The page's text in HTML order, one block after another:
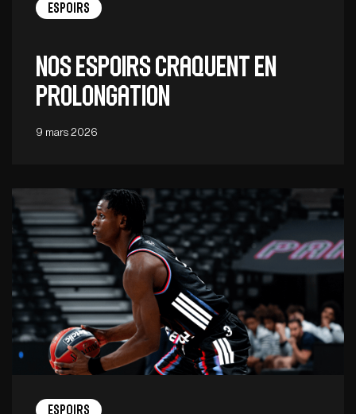
Espoirs
Nos Espoirs craquent en
prolongation
9 mars 2026
Espoirs